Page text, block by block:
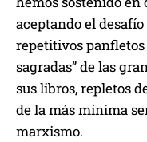
aceptando el
repetitivos
sagradas” de las
sus libros, repletos
de la más mínima
marxismo.